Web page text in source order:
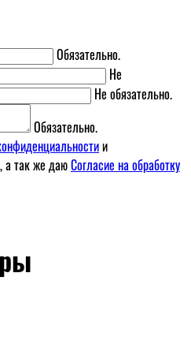
Обязательно.
Не
Не обязательно.
Обязательно.
и
а так же даюСогласие на обработку